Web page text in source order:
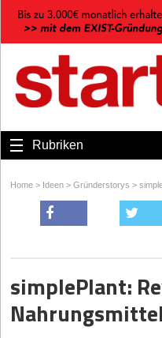
Rubriken
Home > Ideen > Gründerstorys >
simplePlant: